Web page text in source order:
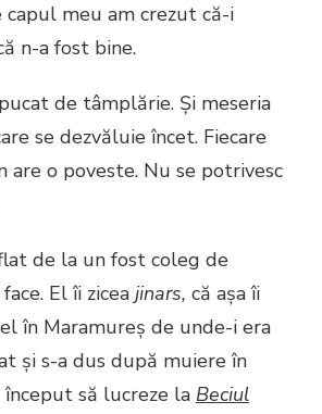
capul meu am crezut că-i
n-a fost bine.
de tâmplărie. Și meseria
se dezvăluie încet. Fiecare
are o poveste. Nu se potrivesc
de la un fost coleg de
El îi zicea jinars, că așa îi
în Maramureș de unde-i era
și s-a dus după muiere în
început să lucreze la Beciul